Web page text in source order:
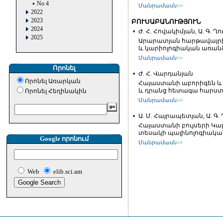
No 4
2022
2023
2024
2025
Որոնել
Որոնել Առարկան
Որոնել Հեղինակին
Google որոնում
Web elib.sci.am
Մանրամասն>>
ԲՈՒՍԱԲԱՆՈՒԹՅՈՒՆ
• Ժ. Հ. Հովակիմյան, Ա. Գ.
Արարատյան հարթավայրի
և կարիոլոգիական
Մանրամասն>>
• Ժ. Հ. Վարդանյան
Հայաստանի աբորիգեն և
և դրանց հետագա
Մանրամասն>>
• Ա. Մ. Հայրապետյան, Ա. Գ.
Հայաստանի բույսերի
տեսակի
Մանրամասն>>